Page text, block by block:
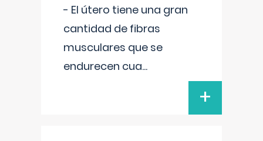
- El útero tiene una gran
cantidad de fibras
musculares que se
endurecen cua...
+